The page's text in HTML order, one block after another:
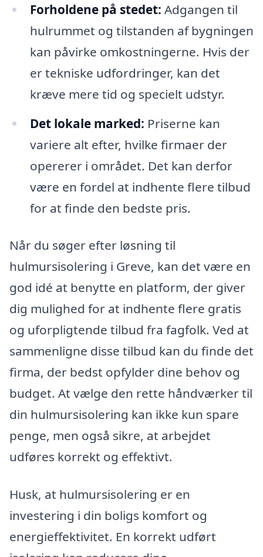
Forholdene på stedet: Adgangen til
hulrummet og tilstanden af bygningen
kan påvirke omkostningerne. Hvis der
er tekniske udfordringer, kan det
kræve mere tid og specielt udstyr.
Det lokale marked: Priserne kan
variere alt efter, hvilke firmaer der
opererer i området. Det kan derfor
være en fordel at indhente flere tilbud
for at finde den bedste pris.
Når du søger efter løsning til
hulmursisolering i Greve, kan det være en
god idé at benytte en platform, der giver
dig mulighed for at indhente flere gratis
og uforpligtende tilbud fra fagfolk. Ved at
sammenligne disse tilbud kan du finde det
firma, der bedst opfylder dine behov og
budget. At vælge den rette håndværker til
din hulmursisolering kan ikke kun spare
penge, men også sikre, at arbejdet
udføres korrekt og effektivt.
Husk, at hulmursisolering er en
investering i din boligs komfort og
energieffektivitet. En korrekt udført